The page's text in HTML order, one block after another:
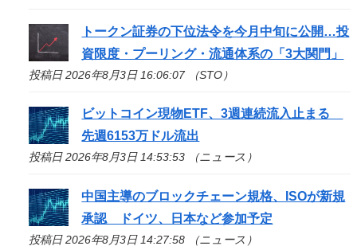
トークン証券の下位法令を今月中旬に公開…投
資限度・プーリング・流通体系の「3大関門」
投稿日 2026年8月3日 16:06:07 （STO）
ビットコイン現物ETF、3週連続流入止まる
先週6153万ドル流出
投稿日 2026年8月3日 14:53:53 （ニュース）
中国主導のブロックチェーン規格、ISOが新規
承認 ドイツ、日本など参加予定
投稿日 2026年8月3日 14:27:58 （ニュース）